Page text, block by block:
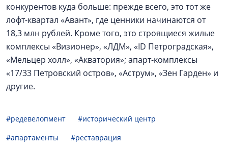
конкурентов куда больше: прежде всего, это тот же
лофт-квартал «Авант», где ценники начинаются от
18,3 млн рублей. Кроме того, это строящиеся жилые
комплексы «Визионер», «ЛДМ», «ID Петроградская»,
«Мельцер холл», «Акватория»; апарт-комплексы
«17/33 Петровский остров», «Аструм», «Зен Гарден» и
другие.
#редевелопмент
#исторический центр
#апартаменты
#реставрация